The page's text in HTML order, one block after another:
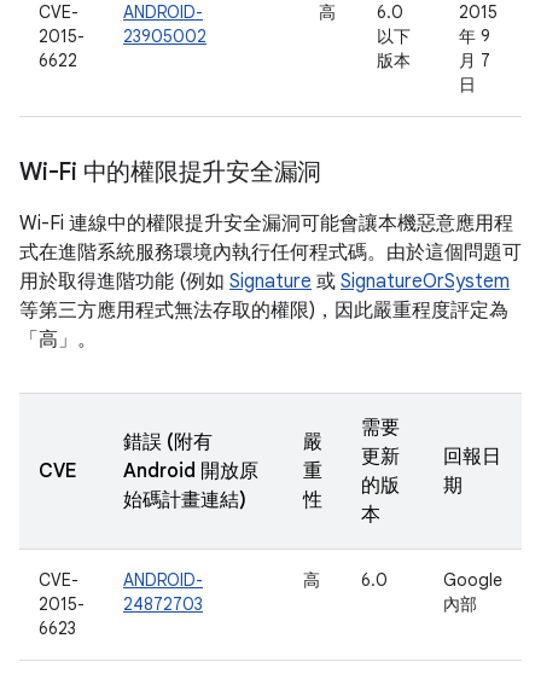
CVE-
2015-
6622
ANDROID-
23905002
高
6.0
以下
版本
2015
年 9
月 7
日
Wi-Fi 中的權限提升安全漏洞
Wi-Fi 連線中的權限提升安全漏洞可能會讓本機惡意應用程
式在進階系統服務環境內執行任何程式碼。由於這個問題可
用於取得進階功能 (例如 Signature 或 SignatureOrSystem
等第三方應用程式無法存取的權限)，因此嚴重程度評定為
「高」。
CVE
錯誤 (附有
Android 開放原
始碼計畫連結)
嚴
重
性
需要
更新
的版
本
回報日
期
CVE-
2015-
6623
ANDROID-
24872703
高 6.0
Google
內部